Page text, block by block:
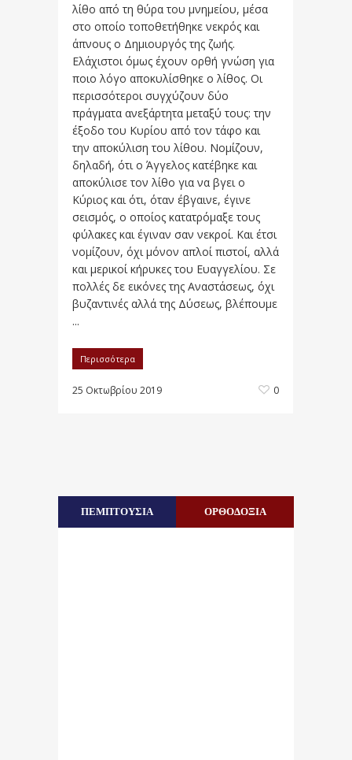
λίθο από τη θύρα του μνημείου, μέσα
στο οποίο τοποθετήθηκε νεκρός και
άπνους ο Δημιουργός της ζωής.
Ελάχιστοι όμως έχουν ορθή γνώση για
ποιο λόγο αποκυλίσθηκε ο λίθος. Οι
περισσότεροι συγχύζουν δύο
πράγματα ανεξάρτητα μεταξύ τους: την
έξοδο του Κυρίου από τον τάφο και
την αποκύλιση του λίθου. Νομίζουν,
δηλαδή, ότι ο Άγγελος κατέβηκε και
αποκύλισε τον λίθο για να βγει ο
Κύριος και ότι, όταν έβγαινε, έγινε
σεισμός, ο οποίος κατατρόμαξε τους
φύλακες και έγιναν σαν νεκροί. Και έτσι
νομίζουν, όχι μόνον απλοί πιστοί, αλλά
και μερικοί κήρυκες του Ευαγγελίου. Σε
πολλές δε εικόνες της Αναστάσεως, όχι
βυζαντινές αλλά της Δύσεως, βλέπουμε
...
Περισσότερα
25 Οκτωβρίου 2019 0
ΠΕΜΠΤΟΥΣΙΑ ΟΡΘΟΔΟΞΙΑ